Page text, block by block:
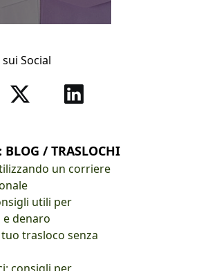
Social
/ TRASLOCHI
un corriere
utili per
denaro
trasloco senza